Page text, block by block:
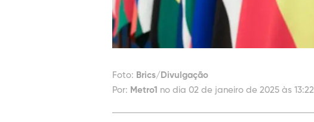
Foto: Brics/Divulgação
Por: Metro1 no dia 02 de janeiro de 2025 às 13:22